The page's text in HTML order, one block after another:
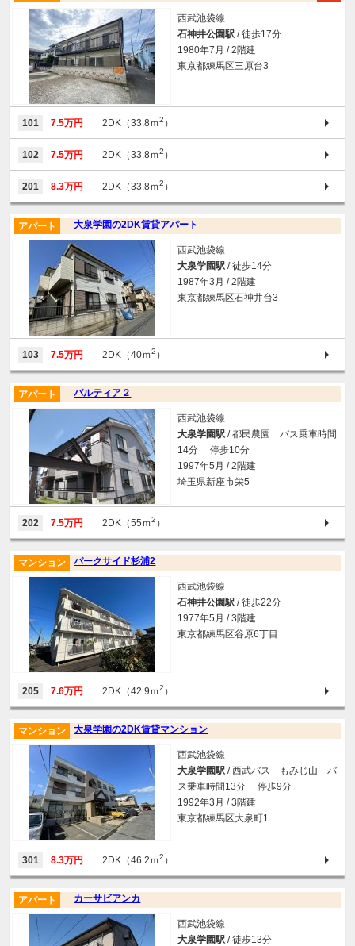
西武池袋線
石神井公園駅 / 徒歩17分
1980年7月 / 2階建
東京都練馬区三原台3
101 7.5万円 2DK（33.8ｍ2 ）
102 7.5万円 2DK（33.8ｍ2 ）
201 8.3万円 2DK（33.8ｍ2 ）
大泉学園の2DK賃貸アパート
アパート
西武池袋線
大泉学園駅 / 徒歩14分
1987年3月 / 2階建
東京都練馬区石神井台3
103 7.5万円 2DK（40ｍ2 ）
パルティア２
アパート
西武池袋線
大泉学園駅 / 都民農園 バス乗車時間
14分 停歩10分
1997年5月 / 2階建
埼玉県新座市栄5
202 7.5万円 2DK（55ｍ2 ）
パークサイド杉浦2
マンション
西武池袋線
石神井公園駅 / 徒歩22分
1977年5月 / 3階建
東京都練馬区谷原6丁目
205 7.6万円 2DK（42.9ｍ2 ）
大泉学園の2DK賃貸マンション
マンション
西武池袋線
大泉学園駅 / 西武バス もみじ山 バ
ス乗車時間13分 停歩9分
1992年3月 / 3階建
東京都練馬区大泉町1
301 8.3万円 2DK（46.2ｍ2 ）
カーサビアンカ
アパート
西武池袋線
大泉学園駅 / 徒歩13分